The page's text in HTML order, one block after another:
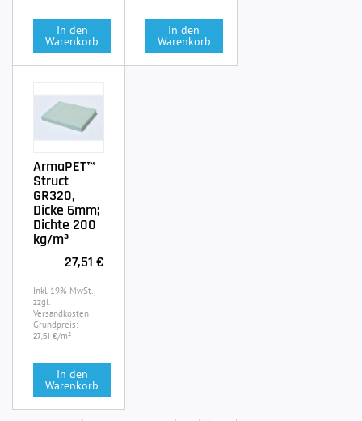
In den
Warenkorb
In den
Warenkorb
ArmaPET™
Struct
GR320,
Dicke 6mm;
Dichte 200
kg/m³
27,51 €
Inkl. 19% MwSt.,
zzgl.
Versandkosten
Grundpreis:
27,51 €/m²
In den
Warenkorb